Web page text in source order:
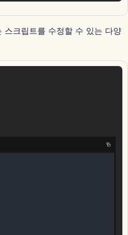
크립트를 수정할 수 있는 다양